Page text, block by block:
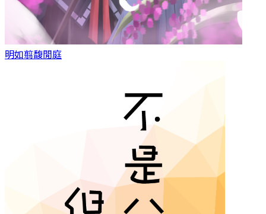
明如翦馥閒庭